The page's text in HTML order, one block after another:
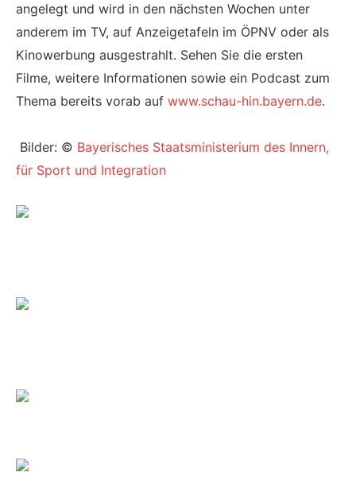
angelegt und wird in den nächsten Wochen unter
anderem im TV, auf Anzeigetafeln im ÖPNV oder als
Kinowerbung ausgestrahlt. Sehen Sie die ersten
Filme, weitere Informationen sowie ein Podcast zum
Thema bereits vorab auf www.schau-hin.bayern.de.
Bilder: © Bayerisches Staatsministerium des Innern,
für Sport und Integration